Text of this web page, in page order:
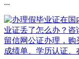
...